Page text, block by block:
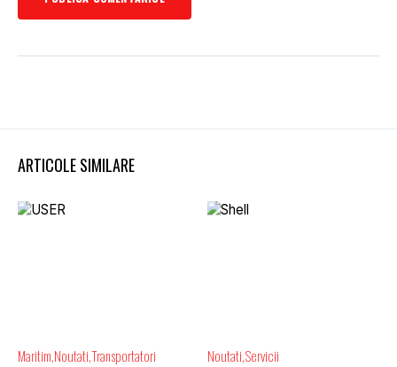
ARTICOLE SIMILARE
Maritim NoutatiTransportatori Noutati Servicii